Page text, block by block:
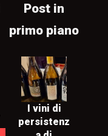
Post in
primo piano
I vini di
persistenz